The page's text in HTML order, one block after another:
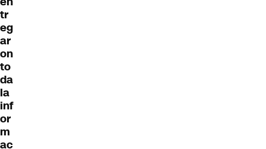
tr
eg
ar
on
to
da
la
inf
or
m
ac